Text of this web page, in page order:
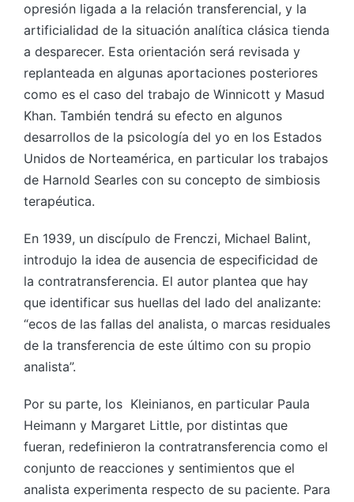
opresión ligada a la relación transferencial, y la
artificialidad de la situación analítica clásica tienda
a desparecer. Esta orientación será revisada y
replanteada en algunas aportaciones posteriores
como es el caso del trabajo de Winnicott y Masud
Khan. También tendrá su efecto en algunos
desarrollos de la psicología del yo en los Estados
Unidos de Norteamérica, en particular los trabajos
de Harnold Searles con su concepto de simbiosis
terapéutica.
En 1939, un discípulo de Frenczi, Michael Balint,
introdujo la idea de ausencia de especificidad de
la contratransferencia. El autor plantea que hay
que identificar sus huellas del lado del analizante:
“ecos de las fallas del analista, o marcas residuales
de la transferencia de este último con su propio
analista”.
Por su parte, los Kleinianos, en particular Paula
Heimann y Margaret Little, por distintas que
fueran, redefinieron la contratransferencia como el
conjunto de reacciones y sentimientos que el
analista experimenta respecto de su paciente. Para